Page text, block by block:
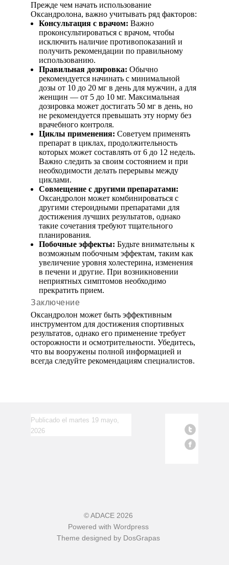
Прежде чем начать использование
Оксандролона, важно учитывать ряд факторов:
Консультация с врачом: Важно
проконсультироваться с врачом, чтобы
исключить наличие противопоказаний и
получить рекомендации по правильному
использованию.
Правильная дозировка: Обычно
рекомендуется начинать с минимальной
дозы от 10 до 20 мг в день для мужчин, а для
женщин — от 5 до 10 мг. Максимальная
дозировка может достигать 50 мг в день, но
не рекомендуется превышать эту норму без
врачебного контроля.
Циклы применения: Советуем применять
препарат в циклах, продолжительность
которых может составлять от 6 до 12 недель.
Важно следить за своим состоянием и при
необходимости делать перерывы между
циклами.
Совмещение с другими препаратами:
Оксандролон может комбинироваться с
другими стероидными препаратами для
достижения лучших результатов, однако
такие сочетания требуют тщательного
планирования.
Побочные эффекты: Будьте внимательны к
возможным побочным эффектам, таким как
увеличение уровня холестерина, изменения
в печени и другие. При возникновении
неприятных симптомов необходимо
прекратить прием.
Заключение
Оксандролон может быть эффективным
инструментом для достижения спортивных
результатов, однако его применение требует
осторожности и осмотрительности. Убедитесь,
что вы вооружены полной информацией и
всегда следуйте рекомендациям специалистов.
Publicado el martes 19 mayo,
2026
©ADACE2026
Powered with Wordpress
Theme designed by DosGrapas